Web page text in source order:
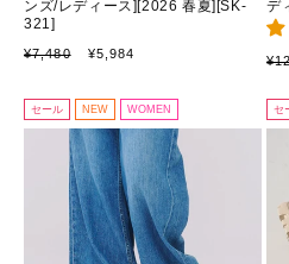
ンズ/レディース][2026 春夏][SK-
321]
通
格
¥7,480
セ
価
格
¥5,984
デ
通
価
格
セール NEW WOMEN セ